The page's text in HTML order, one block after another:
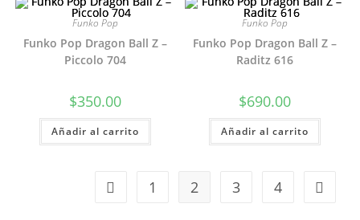
Funko Pop
Funko Pop Dragon Ball Z –
Piccolo 704
$350.00
Añadir al carrito
Funko Pop
Funko Pop Dragon Ball Z –
Raditz 616
$690.00
Añadir al carrito
1 2 3 4